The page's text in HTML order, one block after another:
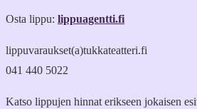
Osta lippu: lippuagentti.fi
lippuvaraukset(a)tukkateatteri.fi
041 440 5022
Katso lippujen hinnat erikseen jokaisen